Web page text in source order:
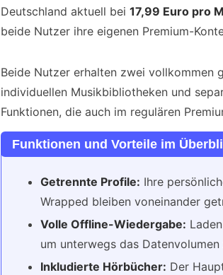
Deutschland aktuell bei 17,99 Euro pro
beide Nutzer ihre eigenen Premium-
Beide Nutzer erhalten zwei vollkommen
individuellen Musikbibliotheken und
Funktionen, die auch im regulären
Funktionen und Vorteile im
Getrennte Profile: Ihre
Wrapped bleiben voneinander
Volle Offline-Wiedergabe:
um unterwegs das Datenvolumen
Inkludierte Hörbücher: Der